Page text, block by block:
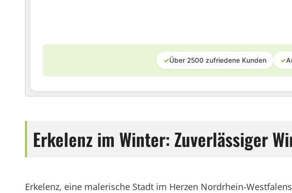
✓Über 2500 zufriedene Kunden ✓
Erkelenz im Winter: Zuverlässiger
Erkelenz, eine malerische Stadt im Herzen Nordrhein-